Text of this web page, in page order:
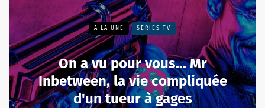
A LA UNE SÉRIES TV
On a vu pour vous... Mr
Inbetween, la vie compliquée
d'un tueur à gages